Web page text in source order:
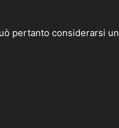
pertanto considerarsi un